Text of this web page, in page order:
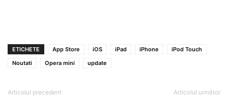
ETICHETE App Store iOS iPad iPhone
iPod Touch
Noutati
Opera mini update
Articolul precedent Articolul următor